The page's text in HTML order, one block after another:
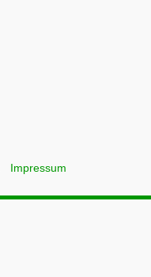
Impressum